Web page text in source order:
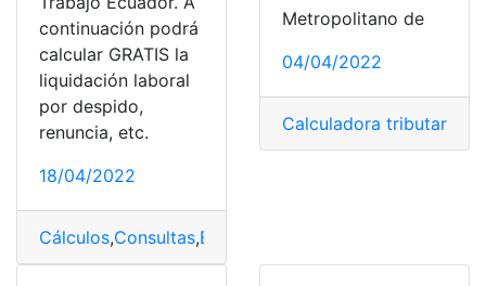
continuación podrá
calcular GRATIS la
liquidación laboral
por despido,
renuncia, etc.
18/04/2022
Cálculos,Consultas,Empleado
Metropolitano de
04/04/2022
Calculadora tributaria